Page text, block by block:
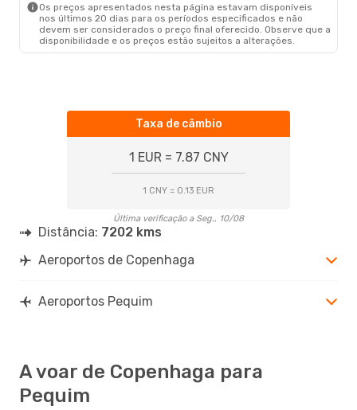
Os preços apresentados nesta página estavam disponíveis
nos últimos 20 dias para os períodos especificados e não
devem ser considerados o preço final oferecido. Observe que a
disponibilidade e os preços estão sujeitos a alterações.
Taxa de câmbio
1 EUR = 7.87 CNY
1 CNY = 0.13 EUR
Última verificação a Seg., 10/08
Distância: 7202 kms
Aeroportos de Copenhaga
Aeroportos Pequim
A voar de Copenhaga para
Pequim